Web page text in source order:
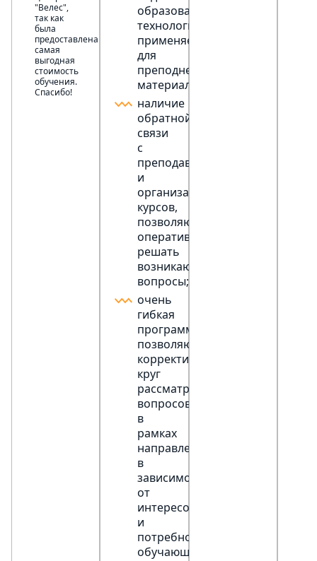
"Велес",
так как
была
предоставлена
самая
выгодная
стоимость
обучения.
Спасибо!
образовательных
технологий,
применяемых
для
преподнесения
материала;
наличие
обратной
связи
с
преподавателями
и
организаторами
курсов,
позволяющей
оперативно
решать
возникающие
вопросы;
очень
гибкая
программа,
позволяющая
корректировать
круг
рассматриваемых
вопросов
в
рамках
направления
в
зависимости
от
интересов
и
потребностей
обучающихся.